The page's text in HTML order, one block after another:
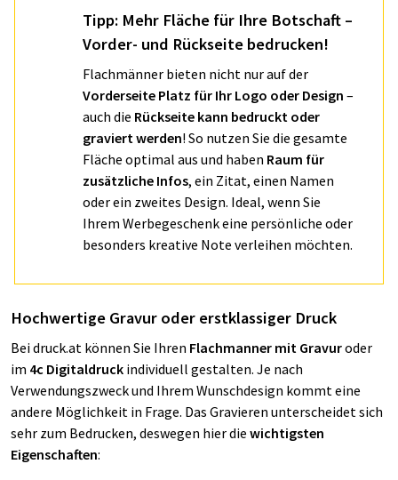
Tipp: Mehr Fläche für Ihre Botschaft –
Vorder- und Rückseite bedrucken!
Flachmänner bieten nicht nur auf der
Vorderseite Platz für Ihr Logo oder Design –
auch die Rückseite kann bedruckt oder
graviert werden! So nutzen Sie die gesamte
Fläche optimal aus und haben Raum für
zusätzliche Infos, ein Zitat, einen Namen
oder ein zweites Design. Ideal, wenn Sie
Ihrem Werbegeschenk eine persönliche oder
besonders kreative Note verleihen möchten.
Hochwertige Gravur oder erstklassiger Druck
Bei druck.at können Sie Ihren Flachmanner mit Gravuroder
im 4c Digitaldruck individuell gestalten. Je nach
Verwendungszweck und Ihrem Wunschdesign kommt eine
andere Möglichkeit in Frage. Das Gravieren unterscheidet sich
sehr zum Bedrucken, deswegen hier die wichtigsten
Eigenschaften: